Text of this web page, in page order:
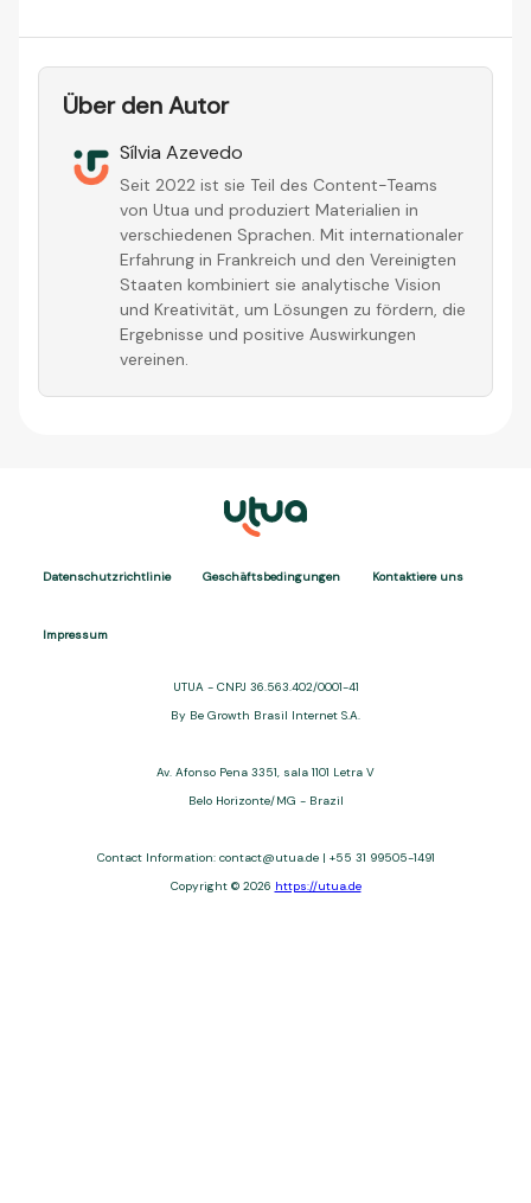
Über den Autor
Sílvia Azevedo
Seit 2022 ist sie Teil des Content-Teams
von Utua und produziert Materialien in
verschiedenen Sprachen. Mit internationaler
Erfahrung in Frankreich und den Vereinigten
Staaten kombiniert sie analytische Vision
und Kreativität, um Lösungen zu fördern, die
Ergebnisse und positive Auswirkungen
vereinen.
Datenschutzrichtlinie Geschäftsbedingungen Kontaktiere uns
Impressum
UTUA - CNPJ 36.563.402/0001-41
By Be Growth Brasil Internet S.A.
Av. Afonso Pena 3351, sala 1101 Letra V
Belo Horizonte/MG - Brazil
Contact Information: contact@utua.de | +55 31 99505-1491
Copyright © 2026 https://utua.de